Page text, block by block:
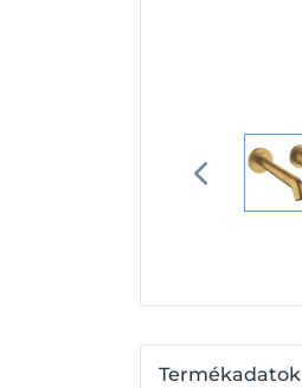
Termékadatok